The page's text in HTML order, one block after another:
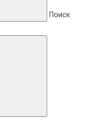
Поиск